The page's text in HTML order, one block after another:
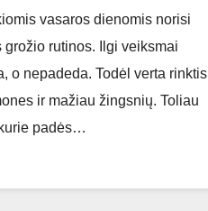
vasaros dienomis norisi
grožio rutinos. Ilgi veiksmai
o nepadeda. Todėl verta rinktis
ir mažiau žingsnių. Toliau
padės…